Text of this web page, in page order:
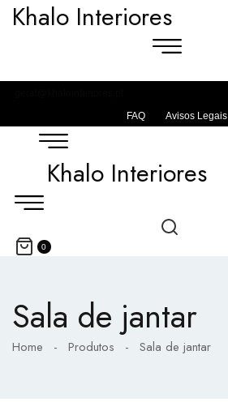
Khalo Interiores
FAQ
Avisos Legais
Khalo Interiores
0
Sala de jantar
Home - Produtos - Sala de jantar